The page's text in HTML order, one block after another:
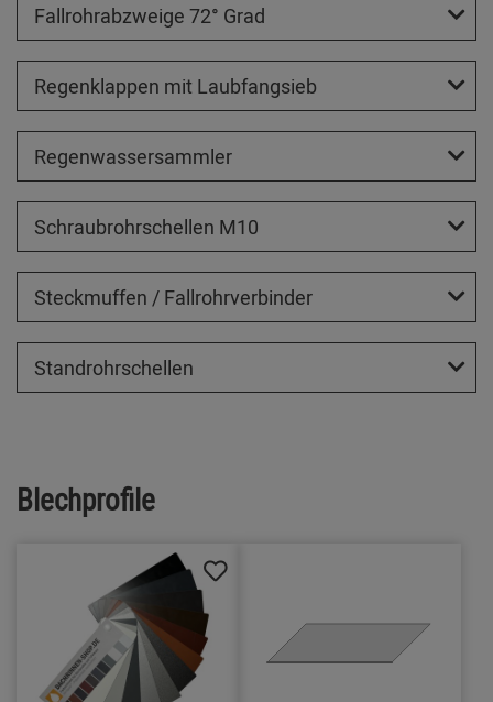
Fallrohrabzweige 72° Grad
Regenklappen mit Laubfangsieb
Regenwassersammler
Schraubrohrschellen M10
Steckmuffen / Fallrohrverbinder
Standrohrschellen
Blechprofile